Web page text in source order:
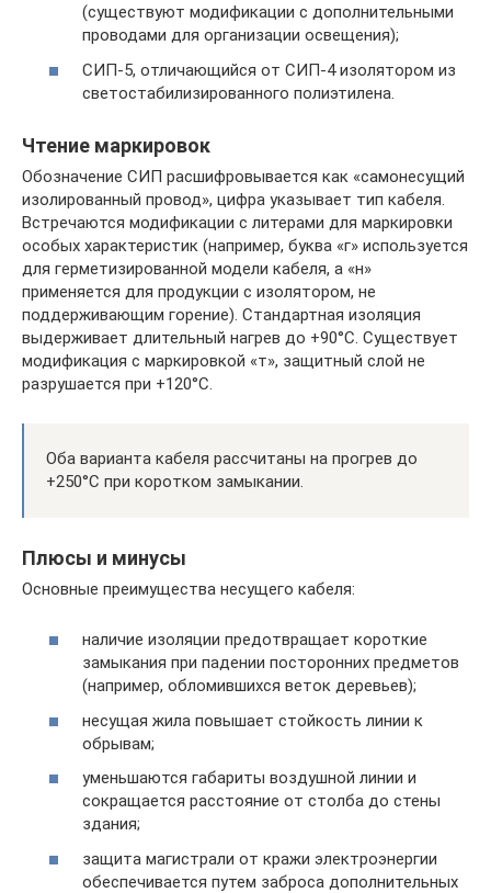
(существуют модификации с дополнительными
проводами для организации освещения);
СИП-5, отличающийся от СИП-4 изолятором из
светостабилизированного полиэтилена.
Чтение маркировок
Обозначение СИП расшифровывается как «самонесущий
изолированный провод», цифра указывает тип кабеля.
Встречаются модификации с литерами для маркировки
особых характеристик (например, буква «г» используется
для герметизированной модели кабеля, а «н»
применяется для продукции с изолятором, не
поддерживающим горение). Стандартная изоляция
выдерживает длительный нагрев до +90°С. Существует
модификация с маркировкой «т», защитный слой не
разрушается при +120°С.
Оба варианта кабеля рассчитаны на прогрев до
+250°С при коротком замыкании.
Плюсы и минусы
Основные преимущества несущего кабеля:
наличие изоляции предотвращает короткие
замыкания при падении посторонних предметов
(например, обломившихся веток деревьев);
несущая жила повышает стойкость линии к
обрывам;
уменьшаются габариты воздушной линии и
сокращается расстояние от столба до стены
здания;
защита магистрали от кражи электроэнергии
обеспечивается путем заброса дополнительных